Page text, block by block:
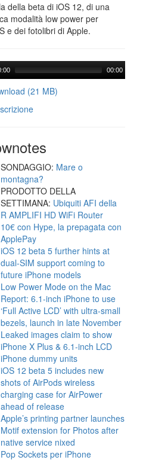
della beta di iOS 12, di una
modalità low power per
e dei fotolibri di Apple.
00:00
(21 MB)
SONDAGGIO: Mare o
montagna?
PRODOTTO DELLA
SETTIMANA: Ubiquiti AFI della
R AMPLIFI HD WiFi Router
10€ con Hype, la prepagata con
ApplePay
iOS 12 beta 5 further hints at
dual-SIM support coming to
future iPhone models
Low Power Mode on the Mac
Report: 6.1-inch iPhone to use
‘Full Active LCD’ with ultra-small
bezels, launch in late November
Leaked images claim to show
iPhone X Plus & 6.1-inch LCD
iPhone dummy units
iOS 12 beta 5 includes new
shots of AirPods wireless
charging case for AirPower
ahead of release
Apple’s printing partner launches
Motif extension for Photos after
native service nixed
Pop Sockets per iPhone